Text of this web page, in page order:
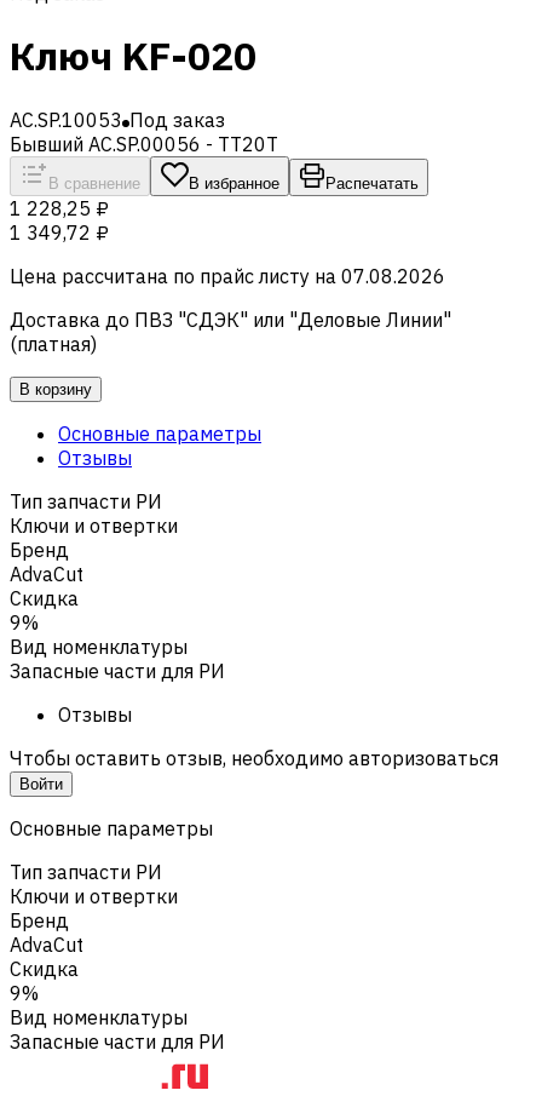
Ключ KF-020
AC.SP.10053 Под заказ
Бывший AC.SP.00056 - TT20T
В сравнение В избранное Распечатать
1 228,25 ₽
1 349,72 ₽
Цена рассчитана по прайс листу на 07.08.2026
Доставка до ПВЗ "СДЭК" или "Деловые Линии"
(платная)
В корзину
Основные параметры
Отзывы
Тип запчасти РИ
Ключи и отвертки
Бренд
AdvaCut
Скидка
9%
Вид номенклатуры
Запасные части для РИ
Отзывы
Чтобы оставить отзыв, необходимо авторизоваться
Войти
Основные параметры
Тип запчасти РИ
Ключи и отвертки
Бренд
AdvaCut
Скидка
9%
Вид номенклатуры
Запасные части для РИ